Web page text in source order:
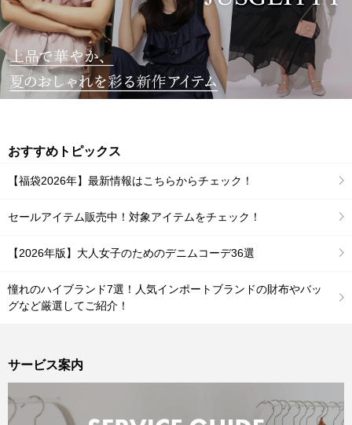
おすすめトピックス
【福袋2026年】最新情報はこちらからチェック！
セールアイテム販売中！対象アイテムをチェック！
【2026年版】大人女子のためのデニムコーデ36選
憧れのハイブランド7選！人気インポートブランドの財布やバッ
グなど厳選してご紹介！
サービス案内